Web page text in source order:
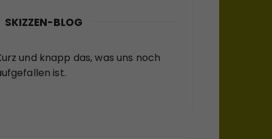
SKIZZEN-BLOG
und knapp das, was uns noch
ist.